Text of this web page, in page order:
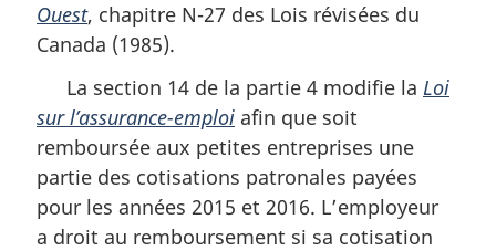
Ouest, chapitre N-27 des Lois révisées du
Canada (1985).
La section 14 de la partie 4 modifie la Loi
sur l’assurance-emploi afin que soit
remboursée aux petites entreprises une
partie des cotisations patronales payées
pour les années 2015 et 2016. L’employeur
a droit au remboursement si sa cotisation